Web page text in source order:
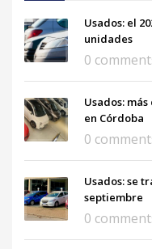
Usados: el
unidades
0
Usados:
en Córdoba
0
Usados: se
septiembre
0